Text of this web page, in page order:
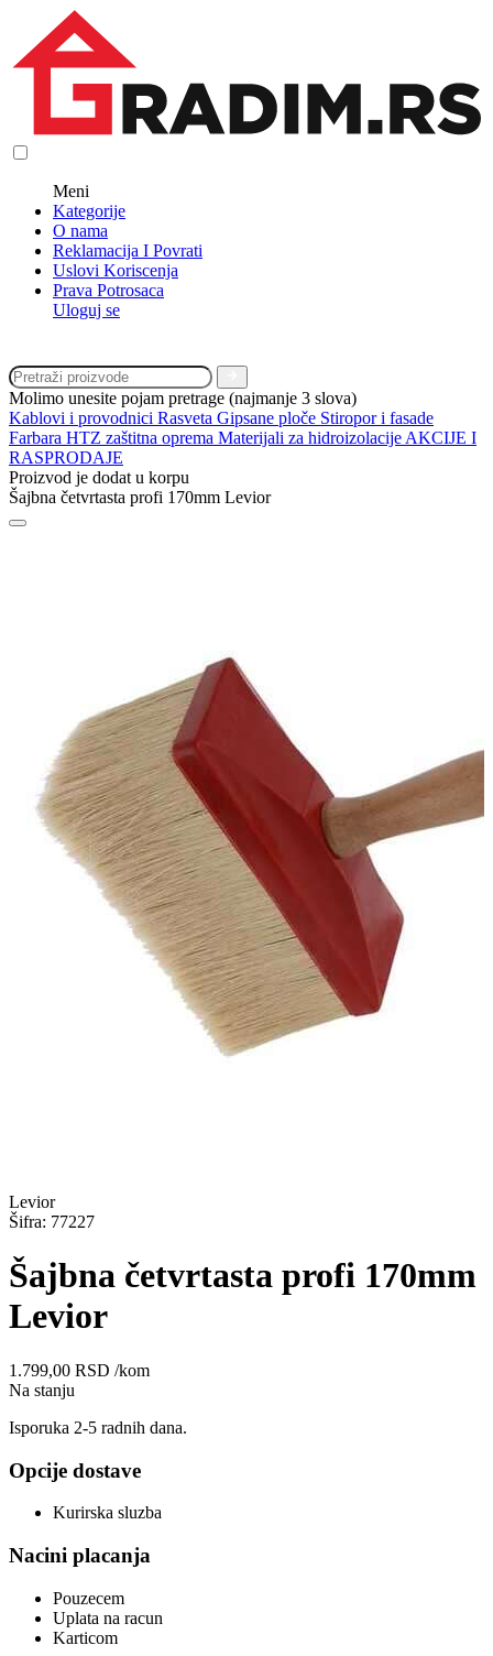
Meni
Kategorije
O nama
Reklamacija I Povrati
Uslovi Koriscenja
Prava Potrosaca
Uloguj se
Molimo unesite pojam pretrage (najmanje 3 slova)
Kablovi i provodnici Rasveta Gipsane ploče Stiropor i fasade
Farbara HTZ zaštitna oprema Materijali za hidroizolacije AKCIJE I
RASPRODAJE
Proizvod je dodat u korpu
Šajbna četvrtasta profi 170mm Levior
Levior
Šifra: 77227
Šajbna četvrtasta profi 170mm
Levior
1.799,00 RSD /kom
Na stanju
Isporuka 2-5 radnih dana.
Opcije dostave
Kurirska sluzba
Nacini placanja
Pouzecem
Uplata na racun
Karticom